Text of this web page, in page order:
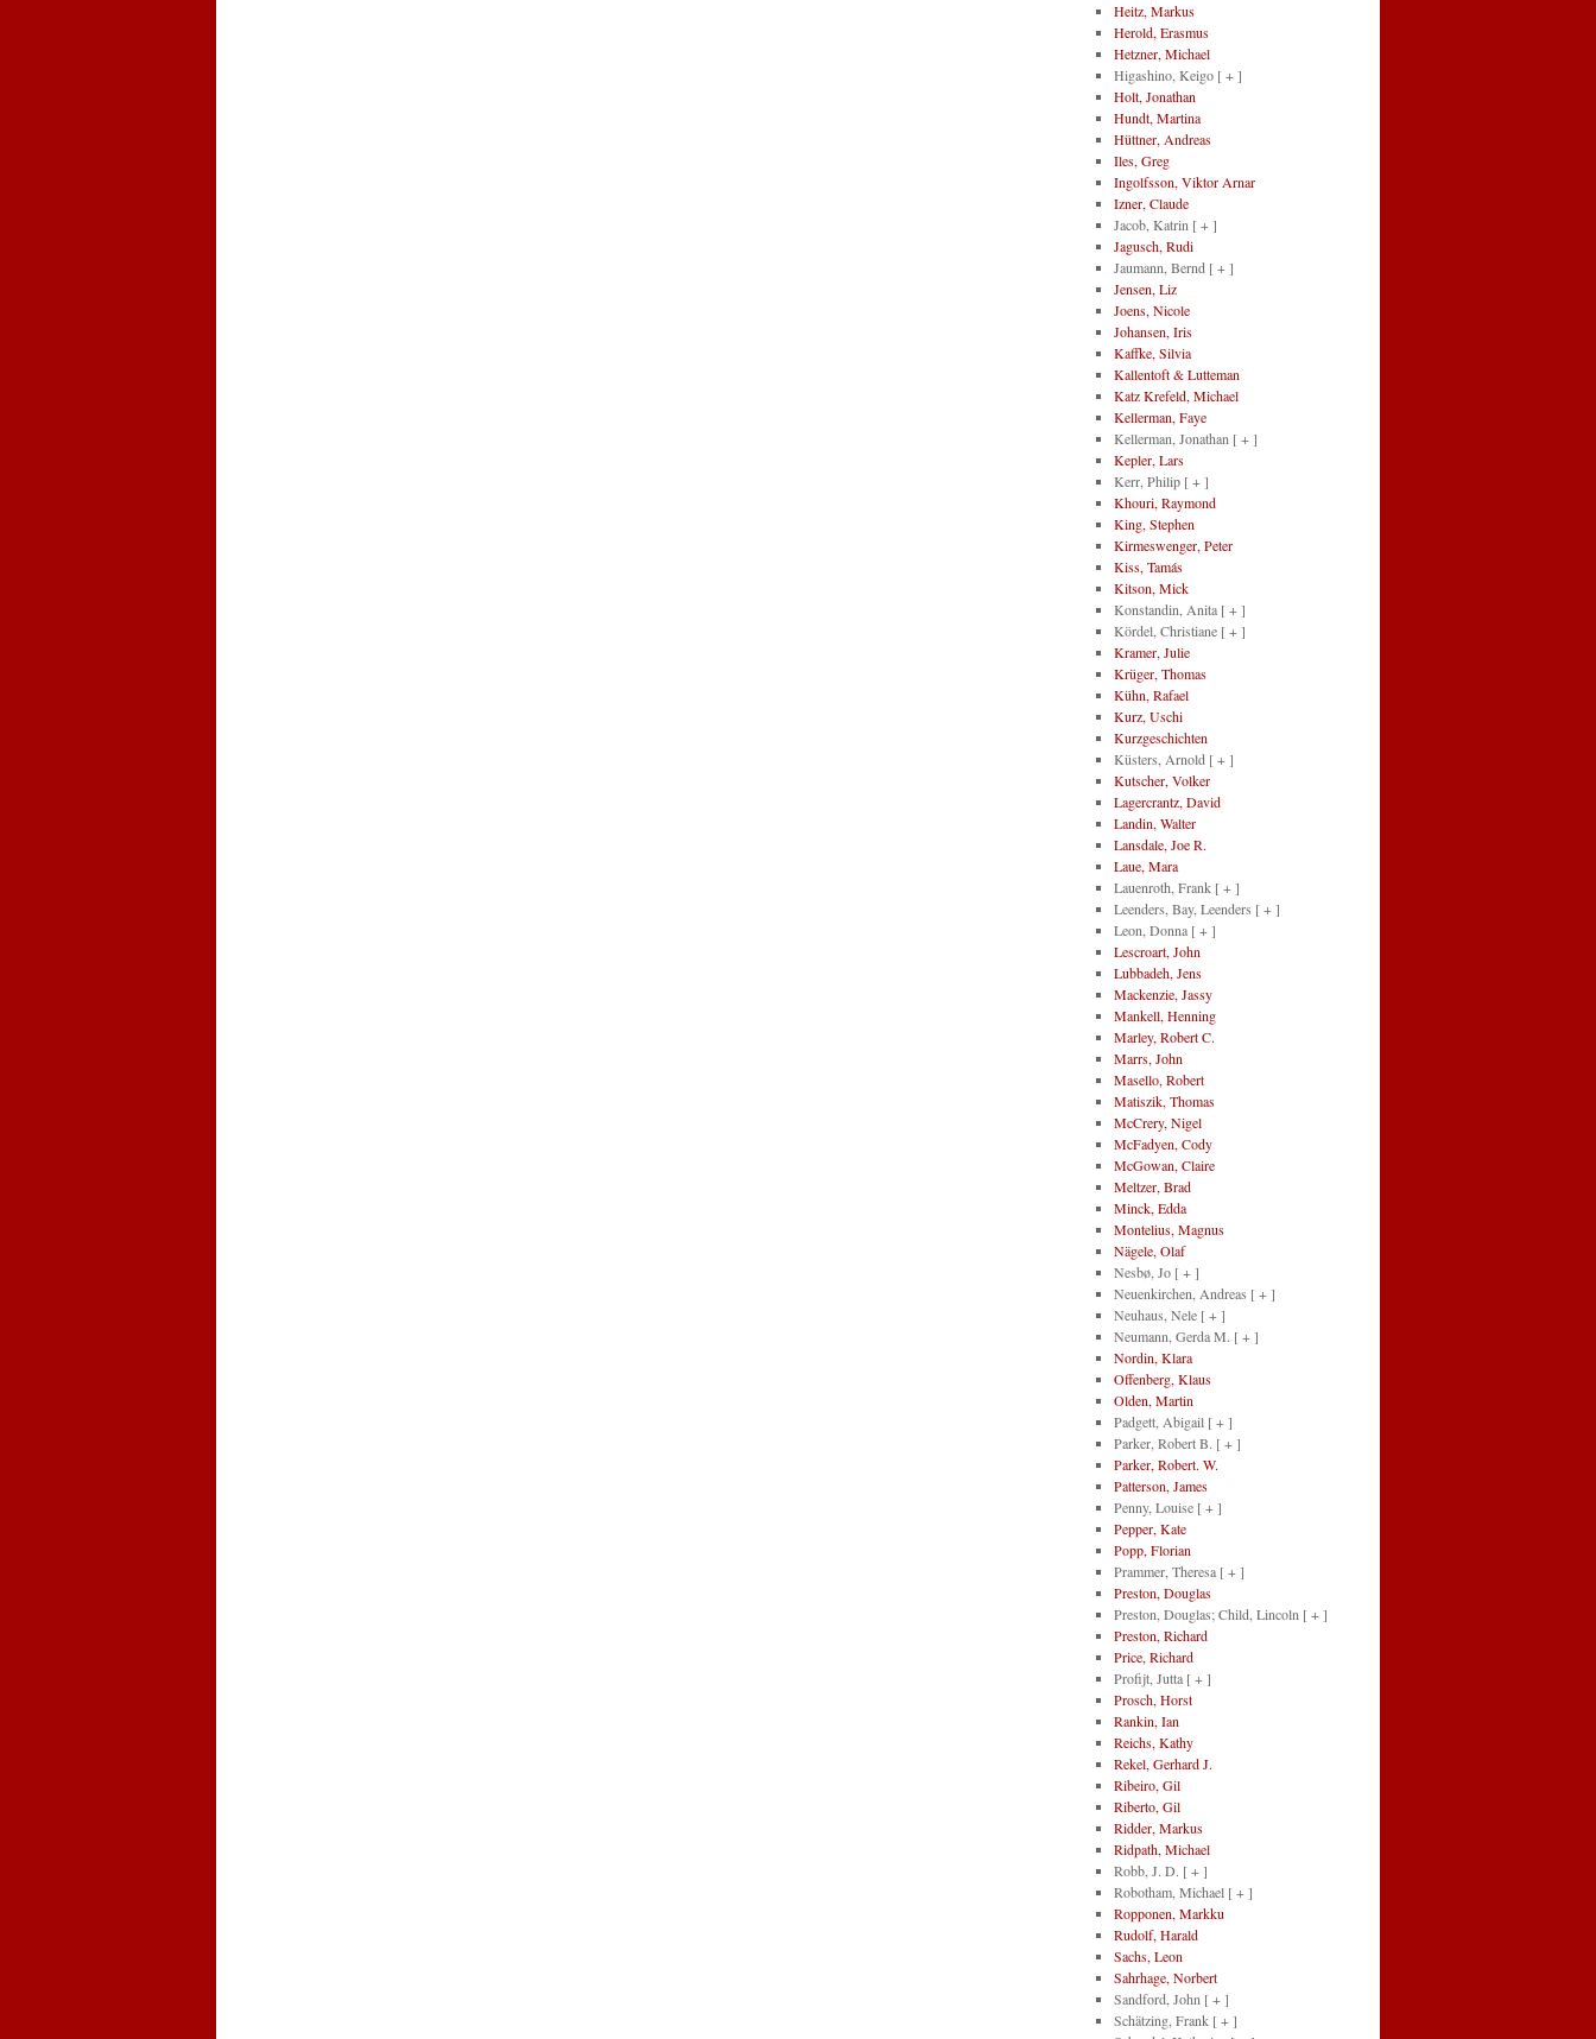
Heitz, Markus
Herold, Erasmus
Hetzner, Michael
Higashino, Keigo [ + ]
Holt, Jonathan
Hundt, Martina
Hüttner, Andreas
Iles, Greg
Ingolfsson, Viktor Arnar
Izner, Claude
Jacob, Katrin [ + ]
Jagusch, Rudi
Jaumann, Bernd [ + ]
Jensen, Liz
Joens, Nicole
Johansen, Iris
Kaffke, Silvia
Kallentoft & Lutteman
Katz Krefeld, Michael
Kellerman, Faye
Kellerman, Jonathan [ + ]
Kepler, Lars
Kerr, Philip [ + ]
Khouri, Raymond
King, Stephen
Kirmeswenger, Peter
Kiss, Tamás
Kitson, Mick
Konstandin, Anita [ + ]
Kördel, Christiane [ + ]
Kramer, Julie
Krüger, Thomas
Kühn, Rafael
Kurz, Uschi
Kurzgeschichten
Küsters, Arnold [ + ]
Kutscher, Volker
Lagercrantz, David
Landin, Walter
Lansdale, Joe R.
Laue, Mara
Lauenroth, Frank [ + ]
Leenders, Bay, Leenders [ + ]
Leon, Donna [ + ]
Lescroart, John
Lubbadeh, Jens
Mackenzie, Jassy
Mankell, Henning
Marley, Robert C.
Marrs, John
Masello, Robert
Matiszik, Thomas
McCrery, Nigel
McFadyen, Cody
McGowan, Claire
Meltzer, Brad
Minck, Edda
Montelius, Magnus
Nägele, Olaf
Nesbø, Jo [ + ]
Neuenkirchen, Andreas [ + ]
Neuhaus, Nele [ + ]
Neumann, Gerda M. [ + ]
Nordin, Klara
Offenberg, Klaus
Olden, Martin
Padgett, Abigail [ + ]
Parker, Robert B. [ + ]
Parker, Robert. W.
Patterson, James
Penny, Louise [ + ]
Pepper, Kate
Popp, Florian
Prammer, Theresa [ + ]
Preston, Douglas
Preston, Douglas; Child, Lincoln [ + ]
Preston, Richard
Price, Richard
Profijt, Jutta [ + ]
Prosch, Horst
Rankin, Ian
Reichs, Kathy
Rekel, Gerhard J.
Ribeiro, Gil
Riberto, Gil
Ridder, Markus
Ridpath, Michael
Robb, J. D. [ + ]
Robotham, Michael [ + ]
Ropponen, Markku
Rudolf, Harald
Sachs, Leon
Sahrhage, Norbert
Sandford, John [ + ]
Schätzing, Frank [ + ]